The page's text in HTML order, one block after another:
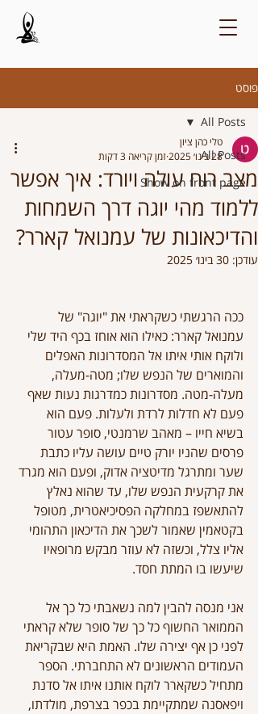
פוסט
All Posts
Show on front page
All Posts
מצב רוח עולה ויורד: איך אפשר
ללמוד מהי יוגה דרך השמחות
והדיכאונות של עמנואל קארר?
טלי כהן ציון
28 בינו׳ 2025
זמן קריאה 3 דקות
עודכן: 30 בינו׳ 2025
ככה הרגשתי כשקראתי את "יוגה" של
עמנואל קארר: כאילו הוא אוחז בכף היד שלי
ולוקח אותי איתו אל המסדרונות האפלים
והמוארים של הנפש שלו; מטה-מעלה,
מעלה-מטה. מסדרונות כמדרגות נעות שאף
פעם לא חדלות לרדת ולעלות. פעם הוא
בשיא חייו – מאהב שרמנטי, סופר עטור
פרסים שהניו יורק טיים עושה עליו כתבת
שער ומתרגל מדיטציה אדוק, ופעם הוא מגרד
את קרקעית הנפש שלו, עד שהוא נאלץ
להתאשפז במחלקה הפסיכיאטרית, מטופל
בקטאמין שאמור לשכך את הדיכאון התהומי
אליו צלל, וכשזה לא עוזר מבקש מרופאיו
שיעשו בו המתת חסד.
אני מנסה להבין למה נשאבתי כל כך אל
הממואר החשוף כל כך של סופר שלא קראתי
לפני כן אף יצירה שלו. האמת היא שבקריאת
העמודים הראשונים לא התחברתי. הספר
מתחיל כשקארר לוקח אותנו איתו אל סדנת
ויפאסנה שמתקיימת בכפר בצרפת, מולדתו,